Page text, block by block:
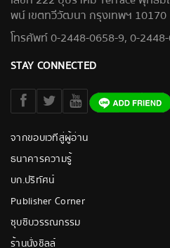
พน์ เขตทวีวัฒนา กรุงเทพฯ 10170
โทรศัพท์ 0-2448-0658-9, 0-
STAY CONNECTED
จากขอบเวทีสู่ผู้อ่าน
ธนาคารความรู้
บก.ปริทัศน์
Publisher Corner
ซุบซิบวรรณกรรม
ร้านนั่งชิลล์